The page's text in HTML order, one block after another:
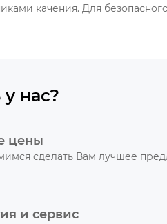
качения. Для
нас?
цены
сделать Вам лучшее
и сервис